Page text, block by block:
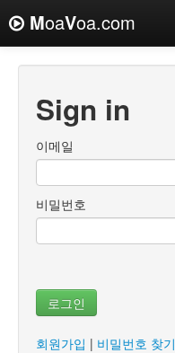
MoaVoa.com
Sign in
이메일
비밀번호
로그인
회원가입 | 비밀번호 찾기